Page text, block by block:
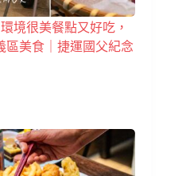
境很美餐點又好吃，
區美食｜捷運國父紀念